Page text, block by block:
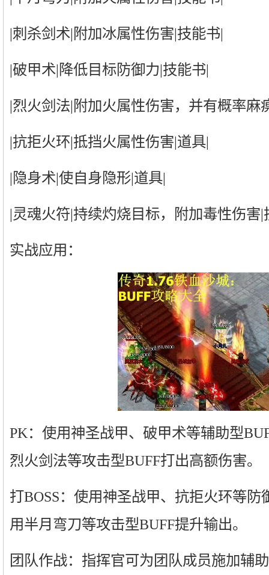
|刺杀剑术|附加冰属性伤害|技能书|
|破甲术|降低目标防御力|技能书|
|烈火剑法|附加火属性伤害，并有概率麻
|抗拒火环|抵挡火属性伤害|道具|
|隐身术|使自身隐形|道具|
|灵魂火符|持续灼烧目标，附加毒性伤害|
实战应用：
PK：使用神圣战甲、破甲术等辅助型
烈火剑法等攻击型BUFF打出高额伤害。
打BOSS：使用神圣战甲、抗拒火环等防
用半月弯刀等攻击型BUFF提升输出。
团队作战：指挥官可为团队成员施加辅